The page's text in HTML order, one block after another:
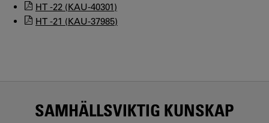
HT -22 (KAU-40301)
HT -21 (KAU-37985)
SAMHÄLLSVIKTIG KUNSKAP